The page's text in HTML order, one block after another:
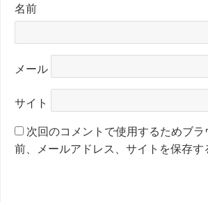
名前
メール
サイト
次回のコメントで使用するためブラ
前、メールアドレス、サイトを保存す